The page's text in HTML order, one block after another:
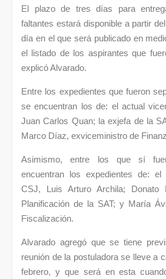
El plazo de tres días para
faltantes estará disponible a partir
día en el que será publicado en
el listado de los aspirantes que
explicó Alvarado.
Entre los expedientes que fueron
se encuentran los de: el actual
Juan Carlos Quan; la exjefa de la
Marco Díaz, exviceministro de
Asimismo, entre los que sí
encuentran los expedientes de:
CSJ, Luis Arturo Archila; Donato
Planificación de la SAT; y María
Fiscalización.
Alvarado agregó que se tiene
reunión de la postuladora se lleve a
febrero, y que será en esta